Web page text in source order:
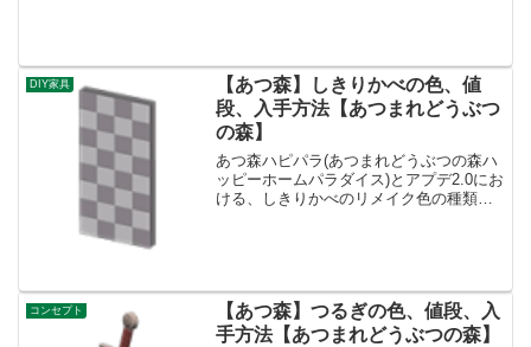
DIY家具
【あつ森】しきりかべの色、値
段、入手方法【あつまれどうぶつ
の森】
あつ森ハピパラ(あつまれどうぶつの森ハ
ッピーホームパラダイス)とアプデ2.0にお
ける、しきりかべのリメイク色の種類一
コンセプト
【あつ森】つるぎの色、値段、入
手方法【あつまれどうぶつの森】